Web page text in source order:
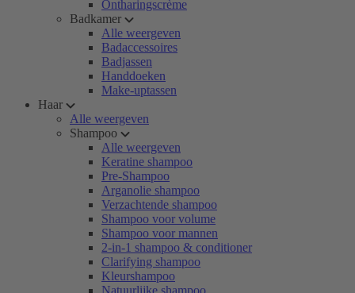
Ontharingscrème
Badkamer
Alle weergeven
Badaccessoires
Badjassen
Handdoeken
Make-uptassen
Haar
Alle weergeven
Shampoo
Alle weergeven
Keratine shampoo
Pre-Shampoo
Arganolie shampoo
Verzachtende shampoo
Shampoo voor volume
Shampoo voor mannen
2-in-1 shampoo & conditioner
Clarifying shampoo
Kleurshampoo
Natuurlijke shampoo